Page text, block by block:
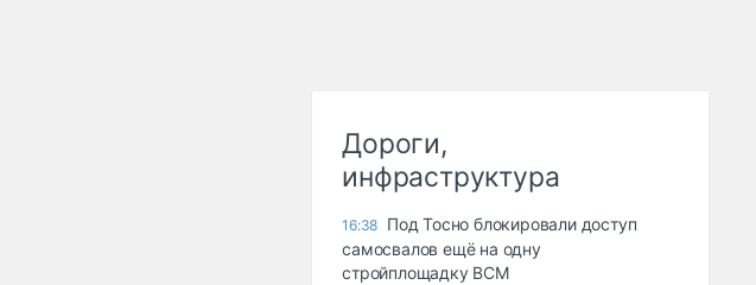
Дороги,
инфраструктура
16:38 Под Тосно блокировали доступ
самосвалов ещё на одну
стройплощадку ВСМ